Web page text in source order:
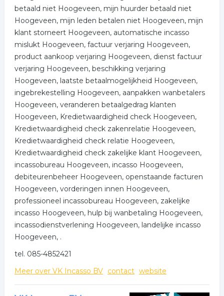
betaald niet Hoogeveen, mijn huurder betaald niet
Hoogeveen, mijn leden betalen niet Hoogeveen, mijn
klant storneert Hoogeveen, automatische incasso
mislukt Hoogeveen, factuur verjaring Hoogeveen,
product aankoop verjaring Hoogeveen, dienst factuur
verjaring Hoogeveen, beschikking verjaring
Hoogeveen, laatste betaalmogelijkheid Hoogeveen,
ingebrekestelling Hoogeveen, aanpakken wanbetalers
Hoogeveen, veranderen betaalgedrag klanten
Hoogeveen, Kredietwaardigheid check Hoogeveen,
Kredietwaardigheid check zakenrelatie Hoogeveen,
Kredietwaardigheid check relatie Hoogeveen,
Kredietwaardigheid check zakelijke klant Hoogeveen,
incassobureau Hoogeveen, incasso Hoogeveen,
debiteurenbeheer Hoogeveen, openstaande facturen
Hoogeveen, vorderingen innen Hoogeveen,
professioneel incassobureau Hoogeveen, zakelijke
incasso Hoogeveen, hulp bij wanbetaling Hoogeveen,
incassodienstverlening Hoogeveen, landelijke incasso
Hoogeveen, .
tel. 085-4852421
Meer over VK Incasso BV contact website